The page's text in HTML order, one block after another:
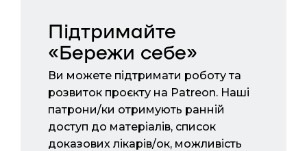
Підтримайте
«Бережи себе»
Ви можете підтримати роботу та
розвиток проєкту на Patreon. Наші
патрони/ки отримують ранній
доступ до матеріалів, список
доказових лікарів/ок, можливість